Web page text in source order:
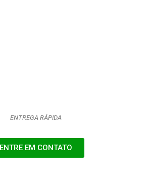
ENTREGA RÁPIDA
ENTRE EM CONTATO